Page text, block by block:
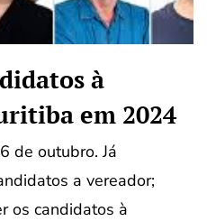
à
em 2024
de outubro. Já
a vereador;
os candidatos à